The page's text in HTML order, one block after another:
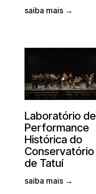
saiba mais →
Laboratório de
Performance
Histórica do
Conservatório
de Tatuí
saiba mais →